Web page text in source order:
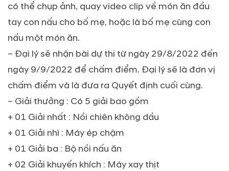
có thể chụp ảnh, quay video clip về món ăn đầu
tay con nấu cho bố mẹ, hoặc là bố mẹ cùng con
nấu một món ăn.
– Đại lý sẽ nhận bài dự thi từ ngày 29/8/2022 đến
ngày 9/9/2022 để chấm điểm. Đại lý sẽ là đơn vị
chấm điểm và là đưa ra Quyết định cuối cùng.
– Giải thưởng : Có 5 giải bao gồm
+ 01 Giải nhất : Nồi chiên không dầu
+ 01 Giải nhì : Máy ép chậm
+ 01 Giải ba : Bộ nồi nấu ăn
+ 02 Giải khuyến khích : Máy xay thịt